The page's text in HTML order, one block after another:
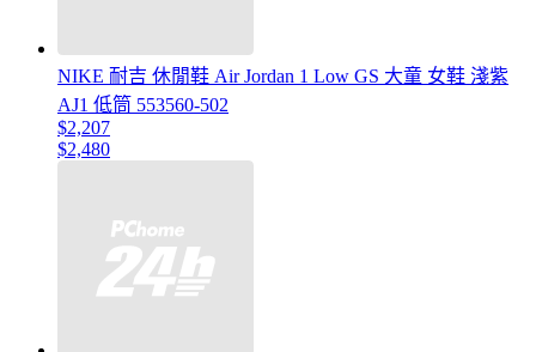
NIKE 耐吉 休閒鞋 Air Jordan 1 Low GS 大童 女鞋 淺紫
AJ1 低筒 553560-502
$2,207
$2,480